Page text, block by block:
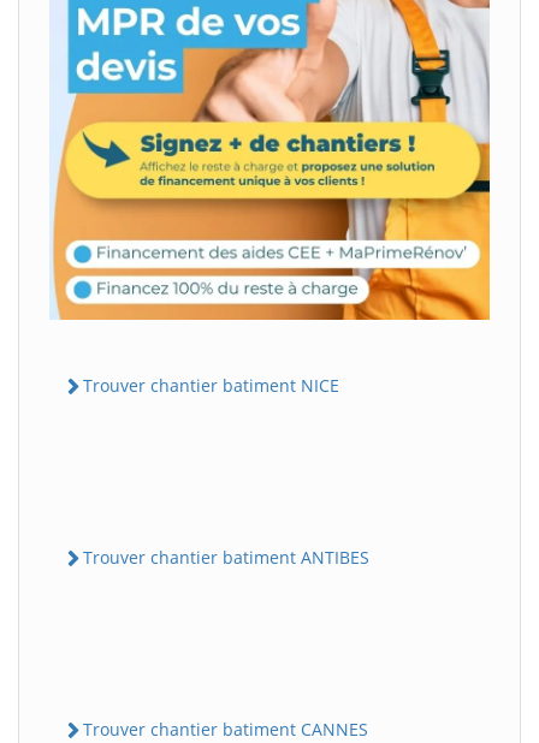
Trouver chantier batiment NICE
Trouver chantier batiment ANTIBES
Trouver chantier batiment CANNES